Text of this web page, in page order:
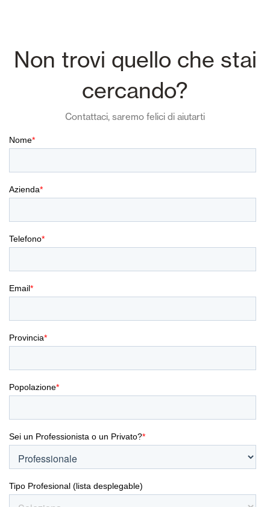
Non trovi quello che stai
cercando?
Contattaci, saremo felici di aiutarti